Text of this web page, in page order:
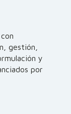
gestión,
y
por